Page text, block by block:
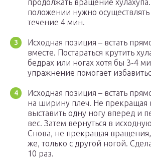
продолжать вращение
положении нужно
течение 4 мин.
Исходная позиция – встать
вместе. Постараться крутить
бедрах или ногах хотя бы 3-4
упражнение помогает
Исходная позиция – встать
на ширину плеч. Не прекращая
выставить одну ногу вперед и
вес. Затем вернуться в
Снова, не прекращая вращения,
же, только с другой ногой.
10 раз.